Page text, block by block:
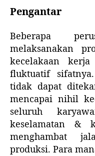
Pengantar
Beberapa
melaksanakan
kecelakaan
fluktuatif
tidak dapat
mencapai nihil
seluruh
keselamatan &
menghambat
produksi. Para